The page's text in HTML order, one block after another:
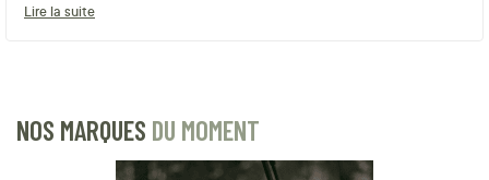
Lire la suite
NOS MARQUES DU MOMENT